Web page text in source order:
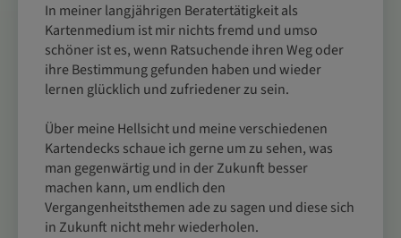
In meiner langjährigen Beratertätigkeit als
Kartenmedium ist mir nichts fremd und umso
schöner ist es, wenn Ratsuchende ihren Weg oder
ihre Bestimmung gefunden haben und wieder
lernen glücklich und zufriedener zu sein.
Über meine Hellsicht und meine verschiedenen
Kartendecks schaue ich gerne um zu sehen, was
man gegenwärtig und in der Zukunft besser
machen kann, um endlich den
Vergangenheitsthemen ade zu sagen und diese sich
in Zukunft nicht mehr wiederholen.